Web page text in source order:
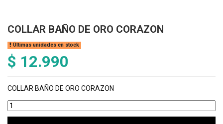
COLLAR BAÑO DE ORO CORAZON
Últimas unidades en stock
$ 12.990
COLLAR BAÑO DE ORO CORAZON